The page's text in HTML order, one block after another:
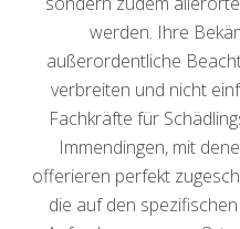
werden. Ihre
außerordentliche
verbreiten und nicht
Fachkräfte für
Immendingen, mit
offerieren perfekt
die auf den